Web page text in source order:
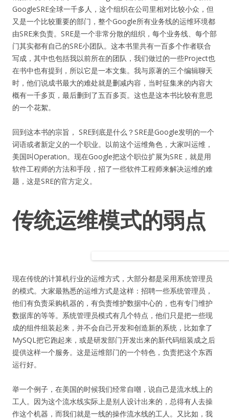
GoogleSRE全球一千多人，这个组织在公司里相对比较小众，但
又是一个比较重要的部门，整个Google所有业务线的运维环境都
由SRE来负责。SRE是一个非常分散的组织，每个业务线、每个部
门其实都有自己的SRE小团队。这本书里共有一百多个作者联合
写成，其中也包括我以前所在的团队，我们做过的一些Project也
在书中也有提到，所以它是一本文集。我与原著的三个编辑聊天
时，他们说成书最大的难处就是删减内容，当时征集来的内容大
概有一千多页，最后删到了五百多页。这也是这本书比较有意思
的一个花絮。
回到这本书的宗旨， SRE到底是什么？SRE是Google发明的一个
词语或者新定义的一个职业。以前这个运维角色，大家叫运维，
美国叫Operation。现在Google把这个职位扩展为SRE，就是用
软件工程师的方法和手段，招了一些软件工程师来解决运维的难
题，这是SRE的官方定义。
传统运维模式的弱点
现在传统的计算机行业的运维方式，大部分都是采用系统管理员
的模式。大家最熟悉的运维方式是这样：招聘一些系统管理员，
他们有负责采购机器的，有负责维护数据中心的，也有专门维护
数据库的等等。系统管理员模式有几个特点，他们只是把一些现
成的组件组装起来，并不会自己开发和创造新的系统，比如拿了
MySQL把它跑起来，或是研发部门开发出来的新代码组装成之后
提供这样一个服务。这是运维部门的一个特色，负责把这个东西
运行好。
举一个例子，在美国的时候我们经常自嘲，说自己是流水线上的
工人。因为这个流水线实际上是别人设计出来的，总得有人去操
作这个机器，而我们就是一线的操作流水线的工人。又比如，我